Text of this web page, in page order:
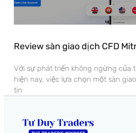
Review sàn giao dịch CFD
Với sự phát triển không ngừng của
hiện nay, việc lựa chọn một sàn
tin